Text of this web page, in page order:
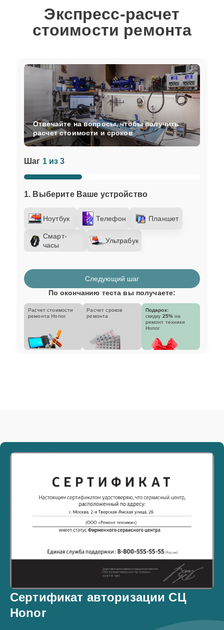
Экспресс-расчет
стоимости ремонта
Шаг 1 из 3
1. Выберите Ваше устройство
Ноутбук Телефон Планшет
Смарт-
часы
Ультрабук
Отвечайте на вопросы, чтобы получить
расчет стоимости и сроков
Следующий шаг
По окончанию теста вы получаете:
Расчет стоимости
ремонта Honor
Расчет сроков
ремонта
Подарок:
скидку 25% на
ремонт техники
Honor
Сертификат авторизации СЦ
Honor